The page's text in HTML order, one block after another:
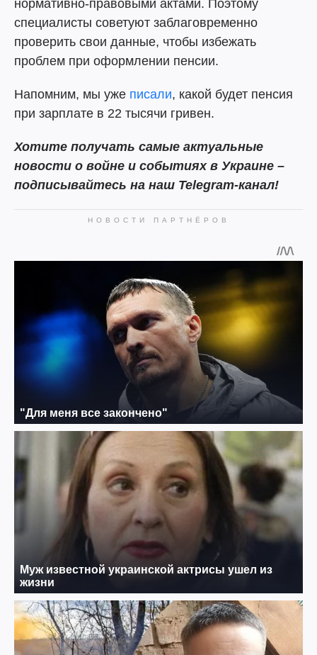
нормативно-правовыми актами. Поэтому
специалисты советуют заблаговременно
проверить свои данные, чтобы избежать
проблем при оформлении пенсии.
Напомним, мы уже писали, какой будет пенсия
при зарплате в 22 тысячи гривен.
Хотите получать самые актуальные
новости о войне и событиях в Украине –
подписывайтесь на наш Telegram-канал!